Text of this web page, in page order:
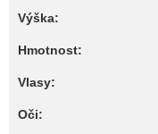
Výška:
Hmotnost:
Vlasy:
Oči: